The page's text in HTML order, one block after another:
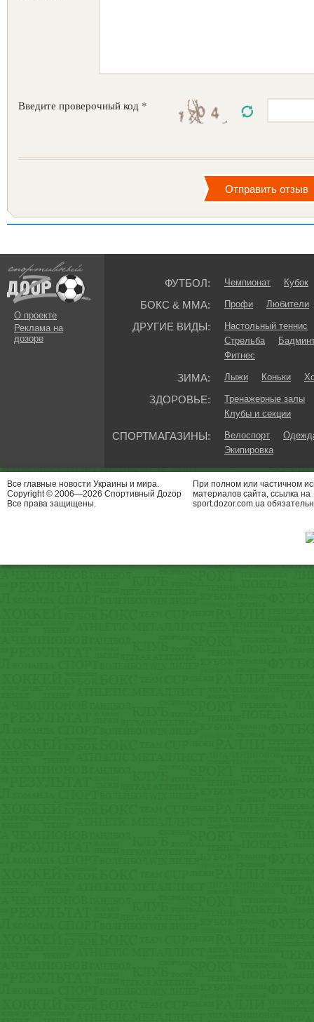
Введите проверочный код *
О проекте
Реклама на
дозоре
ФУТБОЛ: Чемпионат Кубок
БОКС & ММА: Профи Любители
ДРУГИЕ ВИДЫ:
Настольный теннис
Стрельба
Фитнес
ЗИМА: Лыжи Коньки
ЗДОРОВЬЕ:
Тренажерные залы
Клубы и секции
СПОРТМАГАЗИНЫ: Велоспорт
Экипировка
Все главные новости Украины и мира.
Copyright © 2006—2026 Спортивный Доzор
Все права защищены.
При полном или частичном
материалов сайта, ссылка на
sport.dozor.com.ua